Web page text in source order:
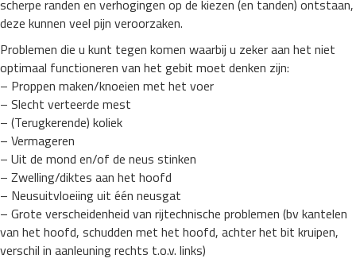
scherpe randen en verhogingen op de kiezen (en tanden) ontstaan,
deze kunnen veel pijn veroorzaken.
Problemen die u kunt tegen komen waarbij u zeker aan het niet
optimaal functioneren van het gebit moet denken zijn:
– Proppen maken/knoeien met het voer
– Slecht verteerde mest
– (Terugkerende) koliek
– Vermageren
– Uit de mond en/of de neus stinken
– Zwelling/diktes aan het hoofd
– Neusuitvloeiing uit één neusgat
– Grote verscheidenheid van rijtechnische problemen (bv kantelen
van het hoofd, schudden met het hoofd, achter het bit kruipen,
verschil in aanleuning rechts t.o.v. links)